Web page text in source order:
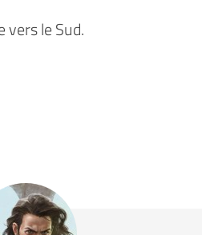
vers le Sud.